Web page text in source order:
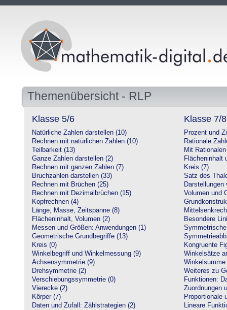
Themenübersicht - RLP
Klasse 5/6
Natürliche Zahlen darstellen (10)
Rechnen mit natürlichen Zahlen (10)
Teilbarkeit (13)
Ganze Zahlen darstellen (2)
Rechnen mit ganzen Zahlen (7)
Bruchzahlen darstellen (33)
Rechnen mit Brüchen (25)
Rechnen mit Dezimalbrüchen (15)
Kopfrechnen (4)
Länge, Masse, Zeitspanne (8)
Flächeninhalt, Volumen (2)
Messen und Größen: Anwendungen (1)
Geometrische Grundbegriffe (13)
Kreis (0)
Winkelbegriff und Winkelmessung (9)
Achsensymmetrie (9)
Drehsymmetrie (2)
Verschiebungssymmetrie (0)
Vierecke (2)
Körper (7)
Daten und Zufall: Zählstrategien (2)
Klasse 7/8
Prozent und
Rationale
Mit
Flächeninhalt
Kreis (7)
Satz des
Darstellungen
Volumen und
Besondere
Kongruente
Winkelsätze
Weiteres zu
Funktionen:
Zuordnungen
Proportionale
Lineare